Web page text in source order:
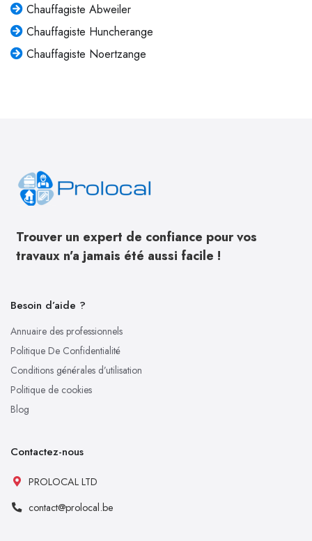
Chauffagiste Abweiler
Chauffagiste Huncherange
Chauffagiste Noertzange
Trouver un expert de confiance pour vos
travaux n’a jamais été aussi facile !
Besoin d’aide ?
Annuaire des professionnels
Politique De Confidentialité
Conditions générales d’utilisation
Politique de cookies
Blog
Contactez-nous
PROLOCAL LTD
contact@prolocal.be